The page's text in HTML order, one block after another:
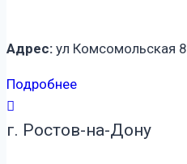
Адрес: ул Комсомольская 8
Подробнее
г. Ростов-на-Дону